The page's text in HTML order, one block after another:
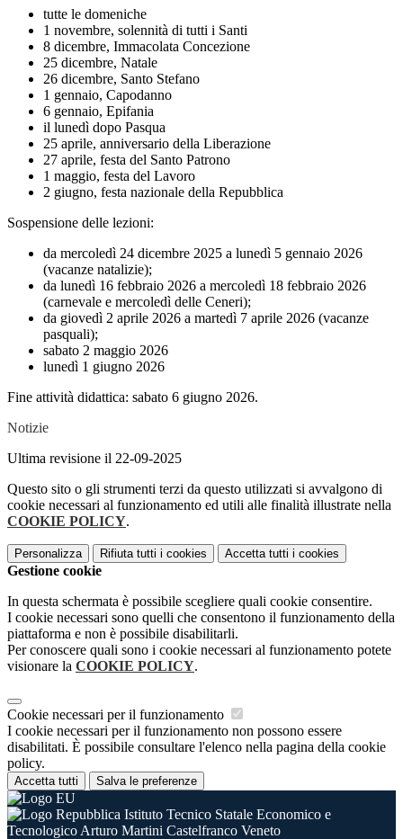
tutte le domeniche
1 novembre, solennità di tutti i Santi
8 dicembre, Immacolata Concezione
25 dicembre, Natale
26 dicembre, Santo Stefano
1 gennaio, Capodanno
6 gennaio, Epifania
il lunedì dopo Pasqua
25 aprile, anniversario della Liberazione
27 aprile, festa del Santo Patrono
1 maggio, festa del Lavoro
2 giugno, festa nazionale della Repubblica
Sospensione delle lezioni:
da mercoledì 24 dicembre 2025 a lunedì 5 gennaio 2026
(vacanze natalizie);
da lunedì 16 febbraio 2026 a mercoledì 18 febbraio 2026
(carnevale e mercoledì delle Ceneri);
da giovedì 2 aprile 2026 a martedì 7 aprile 2026 (vacanze
pasquali);
sabato 2 maggio 2026
lunedì 1 giugno 2026
Fine attività didattica: sabato 6 giugno 2026.
Notizie
Ultima revisione il 22-09-2025
Questo sito o gli strumenti terzi da questo utilizzati si avvalgono di
cookie necessari al funzionamento ed utili alle finalità illustrate nella
COOKIE POLICY.
Personalizza Rifiuta tutti i cookies Accetta tutti i cookies
Gestione cookie
In questa schermata è possibile scegliere quali cookie consentire.
I cookie necessari sono quelli che consentono il funzionamento della
piattaforma e non è possibile disabilitarli.
Per conoscere quali sono i cookie necessari al funzionamento potete
visionare la COOKIE POLICY.
Cookie necessari per il funzionamento
I cookie necessari per il funzionamento non possono essere
disabilitati. È possibile consultare l'elenco nella pagina della cookie
policy.
Accetta tutti Salva le preferenze
Istituto Tecnico Statale Economico e
Tecnologico Arturo Martini Castelfranco Veneto